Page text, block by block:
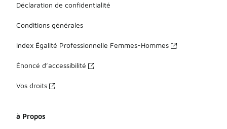
Déclaration de confidentialité
Conditions générales
Index Égalité Professionnelle Femmes-Hommes
Énoncé d’accessibilité
Vos droits
à Propos